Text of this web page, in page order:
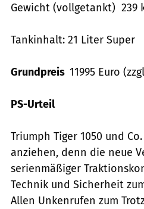
Gewicht (vollgetankt) 239
Tankinhalt: 21 Liter Super
Grundpreis 11995 Euro
PS-Urteil
Triumph Tiger 1050 und
anziehen, denn die neue
serienmäßiger
Technik und Sicherheit
Allen Unkenrufen zum